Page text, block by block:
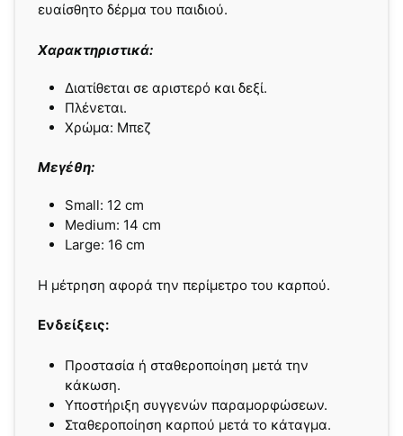
ευαίσθητο δέρμα του παιδιού.
Χαρακτηριστικά:
Διατίθεται σε αριστερό και δεξί.
Πλένεται.
Χρώμα: Μπεζ
Μεγέθη:
Small: 12 cm
Medium: 14 cm
Large: 16 cm
Η μέτρηση αφορά την περίμετρο του καρπού.
Ενδείξεις:
Προστασία ή σταθεροποίηση μετά την
κάκωση.
Υποστήριξη συγγενών παραμορφώσεων.
Σταθεροποίηση καρπού μετά το κάταγμα.